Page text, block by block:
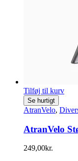
Tilføj til kurv
Se hurtigt
AtranVelo,
AtranVelo
249,00kr.